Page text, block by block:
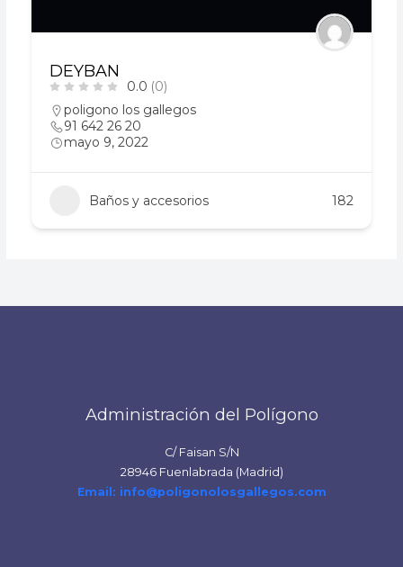
DEYBAN
0.0 (0)
poligono los gallegos
91 642 26 20
mayo 9, 2022
Baños y accesorios 182
Administración del Polígono
C/ Faisan S/N
28946 Fuenlabrada (Madrid)
Email: info@poligonolosgallegos.com